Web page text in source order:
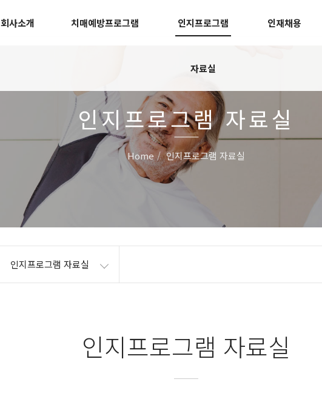
회사소개 치매예방프로그램 인지프로그램
자료실
인재채용
인지프로그램 자료실
Home 인지프로그램 자료실
인지프로그램 자료실
인지프로그램 자료실